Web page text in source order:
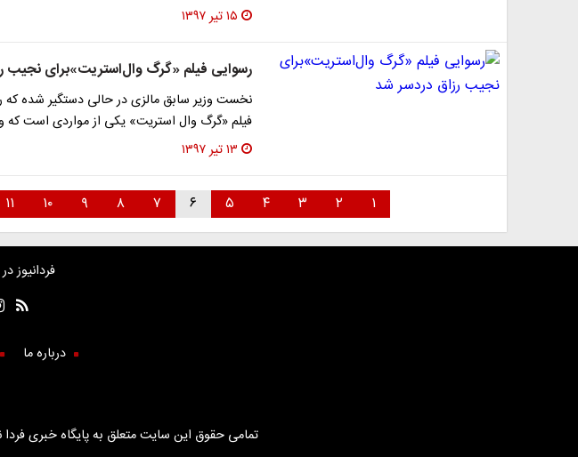
۱۵ تیر ۱۳۹۷
رسوایی فیلم «گرگ وال‌استریت»برای نجیب
نخست وزیر سابق مالزی در حالی دستگیر شده که
فیلم «گرگ وال استریت» یکی از مواردی است که
۱۳ تیر ۱۳۹۷
۱ ۲ ۳ ۴ ۵ ۶ ۷ ۸ ۹ ۱۰ ۱۱
فردانیوز
درباره ما
تمامی حقوق این سایت متعلق به پایگاه خبری فردا